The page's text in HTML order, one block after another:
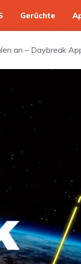
Gerüchte
an – Daybreak